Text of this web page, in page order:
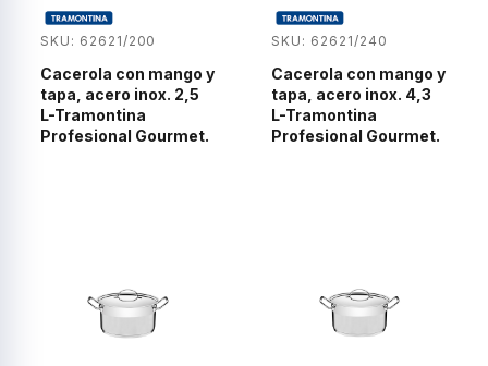
SKU: 62621/200
Cacerola con mango y
tapa, acero inox. 2,5
L-Tramontina
Profesional Gourmet.
SKU: 62621/240
Cacerola con mango y
tapa, acero inox. 4,3
L-Tramontina
Profesional Gourmet.